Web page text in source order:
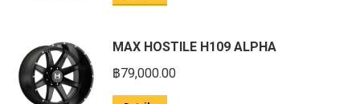
MAX HOSTILE H109 ALPHA
฿79,000.00